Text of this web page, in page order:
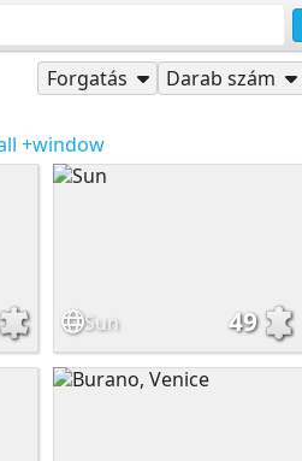
Forgatás
Darab szám
+window
Sun 49